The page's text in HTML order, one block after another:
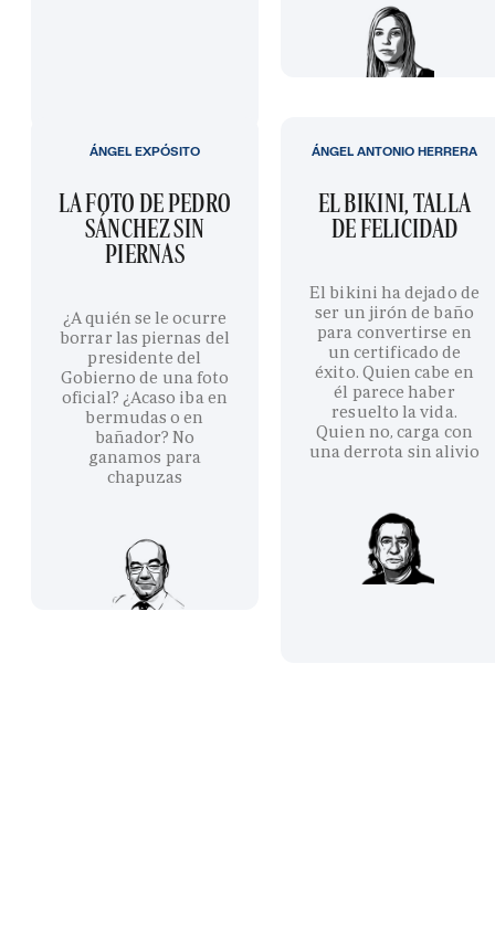
LA FOTO DE PEDRO
SÁNCHEZ SIN
PIERNAS
¿A quién se le ocurre
borrar las piernas del
presidente del
Gobierno de una foto
oficial? ¿Acaso iba en
bermudas o en
bañador? No
ganamos para
chapuzas
ÁNGEL EXPÓSITO
EL BIKINI, TALLA
DE FELICIDAD
El bikini ha dejado de
ser un jirón de baño
para convertirse en
un certificado de
éxito. Quien cabe en
él parece haber
resuelto la vida.
Quien no, carga con
una derrota sin alivio
ÁNGEL ANTONIO HERRERA